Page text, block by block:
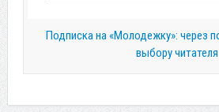
Подписка на «Молодежку»: через
выбору читателя